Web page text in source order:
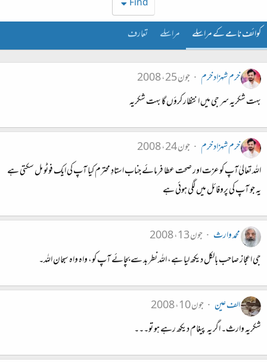
Find
کوائف نامے کے مراسلے مراسلے تعارف
خرم شہزاد خرم
جون 25، 2008
بہت شکریہ سر جی میں انتظار کرؤں گا بہت شکریہ
خرم شہزاد خرم
جون 24، 2008
اللہ تعالیٰ‌آپ کو عزت اور صحت عطا فرمائے جناب استادِ محترم کیا آپ کی ایک فوٹو مل سکتی ہے
یہ جو آپ کی پروفائل میں لگی ہوئی ہے
محمد وارث
جون 13، 2008
جی اعجاز صاحب بالکل دیکھ لیا ہے، اللہ نطر بد سے بچائے آپ کو، واہ واہ سبحان اللہ۔
الف عین
جون 10، 2008
شکریہ وارث۔ اگر یہ پیغام دیکھ رہے ہو تو۔۔۔